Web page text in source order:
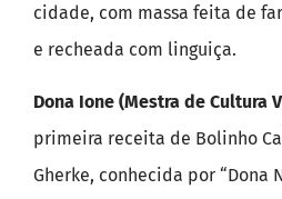
cidade, com massa feita de
e recheada com linguiça.
Dona Ione (Mestra de Cultura
primeira receita de Bolinho
Gherke, conhecida por “Dona